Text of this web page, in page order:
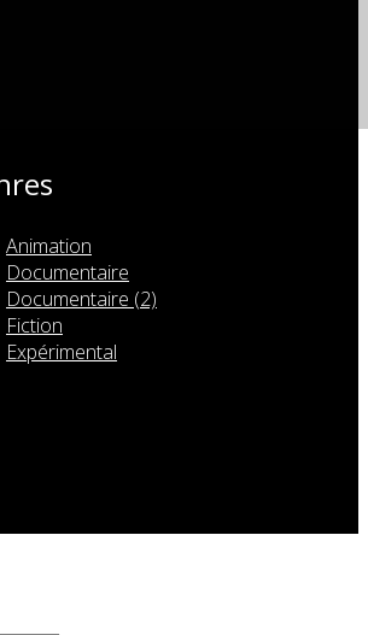
Animation
Documentaire
Documentaire (2)
Fiction
Expérimental